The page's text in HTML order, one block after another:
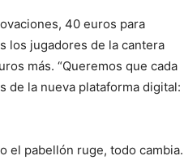
40 euros para
los jugadores de la cantera
más. “Queremos que cada
de la nueva plataforma digital:
el pabellón ruge, todo cambia.